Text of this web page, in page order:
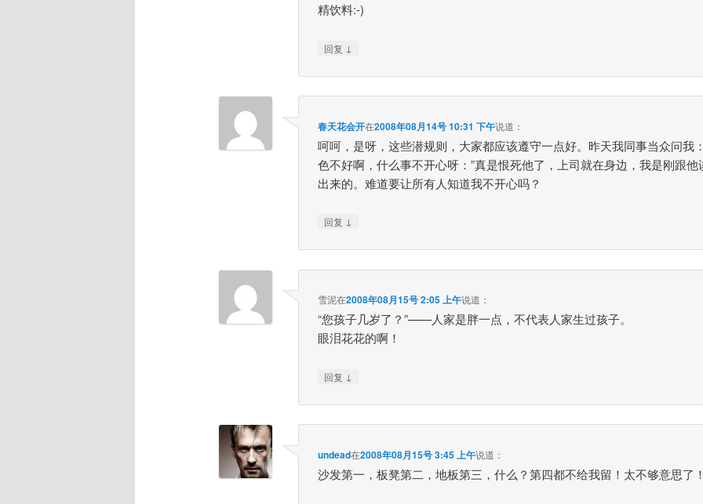
精饮料:-)
回复 ↓
春天花会开在2008年08月14号 10:31 下午说道：
呵呵，是呀，这些潜规则，大家都应该遵守一点好。昨天我同事当众问我
色不好啊，什么事不开心呀：”真是恨死他了，上司就在身边，我是刚跟他
出来的。难道要让所有人知道我不开心吗？
回复 ↓
雪泥在2008年08月15号 2:05 上午说道：
“您孩子几岁了？”——人家是胖一点，不代表人家生过孩子。
眼泪花花的啊！
回复 ↓
undead在2008年08月15号 3:45 上午说道：
沙发第一，板凳第二，地板第三，什么？第四都不给我留！太不够意思了